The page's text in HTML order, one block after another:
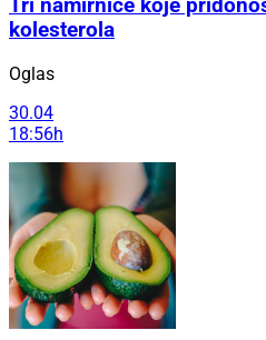
Tri namirnice koje
kolesterola
Oglas
30.04
18:56h